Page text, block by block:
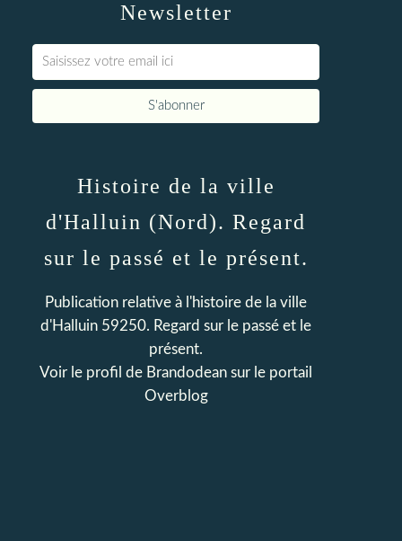
Newsletter
Histoire de la ville
d'Halluin (Nord). Regard
sur le passé et le présent.
Publication relative à l'histoire de la ville
d'Halluin 59250. Regard sur le passé et le
présent.
Voir le profil de Brandodean sur le portail
Overblog